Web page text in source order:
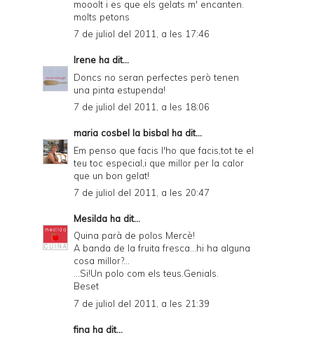
mooolt i es que els gelats m' encanten.
molts petons
7 de juliol del 2011, a les 17:46
Irene ha dit...
Doncs no seran perfectes però tenen
una pinta estupenda!
7 de juliol del 2011, a les 18:06
maria cosbel la bisbal ha dit...
Em penso que facis l'ho que facis,tot te el
teu toc especial,i que millor per la calor
que un bon gelat!
7 de juliol del 2011, a les 20:47
Mesilda ha dit...
Quina parà de polos Mercè!
A banda de la fruita fresca...hi ha alguna
cosa millor?...
...Si!Un polo com els teus.Genials.
Beset
7 de juliol del 2011, a les 21:39
fina ha dit...